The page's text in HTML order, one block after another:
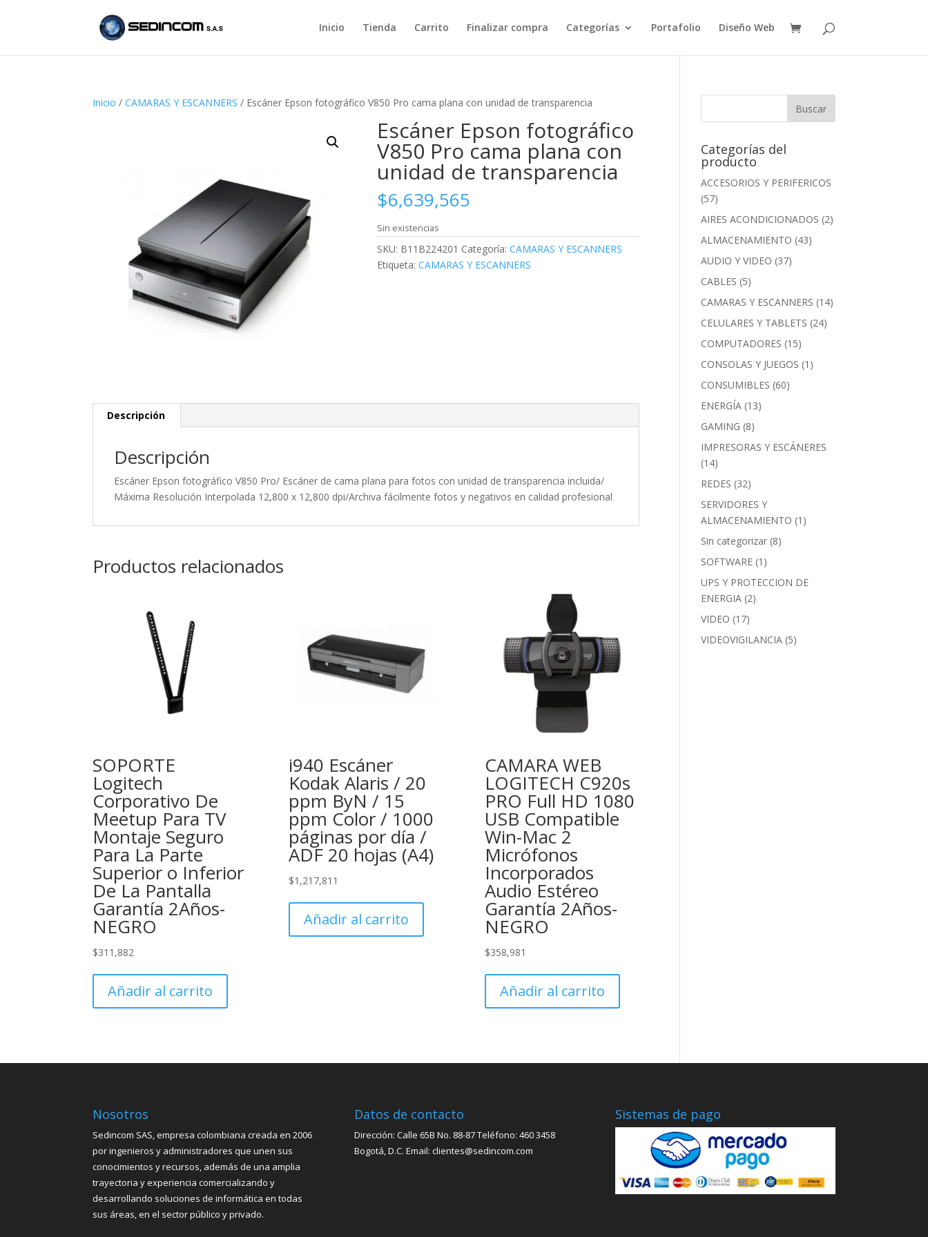
Inicio Tienda Carrito Finalizar compra Categorías Portafolio Diseño Web
Inicio /CAMARAS Y ESCANNERS / Escáner Epson fotográfico V850 Pro cama plana con unidad de transparencia
Escáner Epson fotográfico
V850 Pro cama plana con
unidad de transparencia
$6,639,565
Sin existencias
SKU: B11B224201 Categoría:CAMARAS Y ESCANNERS
Etiqueta:CAMARAS Y ESCANNERS
Descripción
Descripción
Escáner Epson fotográfico V850 Pro/ Escáner de cama plana para fotos con unidad de transparencia incluida/
Máxima Resolución Interpolada 12,800 x 12,800 dpi/Archiva fácilmente fotos y negativos en calidad profesional
Productos relacionados
SOPORTE
Logitech
Corporativo De
Meetup Para TV
Montaje Seguro
Para La Parte
Superior o Inferior
De La Pantalla
Garantía 2Años-
NEGRO
$311,882
Añadir al carrito
i940 Escáner
Kodak Alaris / 20
ppm ByN / 15
ppm Color / 1000
páginas por día /
ADF 20 hojas (A4)
$1,217,811
Añadir al carrito
CAMARA WEB
LOGITECH C920s
PRO Full HD 1080
USB Compatible
Win-Mac 2
Micrófonos
Incorporados
Audio Estéreo
Garantía 2Años-
NEGRO
$358,981
Añadir al carrito
Categorías del
producto
ACCESORIOS Y PERIFERICOS
(57)
AIRES ACONDICIONADOS (2)
ALMACENAMIENTO (43)
AUDIO Y VIDEO (37)
CABLES (5)
CAMARAS Y ESCANNERS (14)
CELULARES Y TABLETS (24)
COMPUTADORES (15)
CONSOLAS Y JUEGOS (1)
CONSUMIBLES (60)
ENERGÍA (13)
GAMING (8)
IMPRESORAS Y ESCÁNERES
(14)
REDES (32)
SERVIDORES Y
ALMACENAMIENTO (1)
Sin categorizar (8)
SOFTWARE (1)
UPS Y PROTECCION DE
ENERGIA (2)
VIDEO (17)
VIDEOVIGILANCIA (5)
Nosotros
Sedincom SAS, empresa colombiana creada en 2006
por ingenieros y administradores que unen sus
conocimientos y recursos, además de una amplia
trayectoria y experiencia comercializando y
desarrollando soluciones de informática en todas
sus áreas, en el sector público y privado.
Datos de contacto
Dirección: Calle 65B No. 88-87 Teléfono: 460 3458
Bogotá, D.C. Email: clientes@sedincom.com
Sistemas de pago